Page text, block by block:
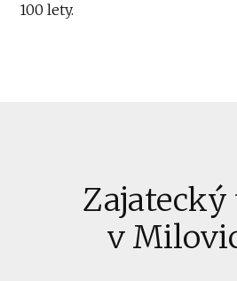
100 lety.
Zajatecký
v